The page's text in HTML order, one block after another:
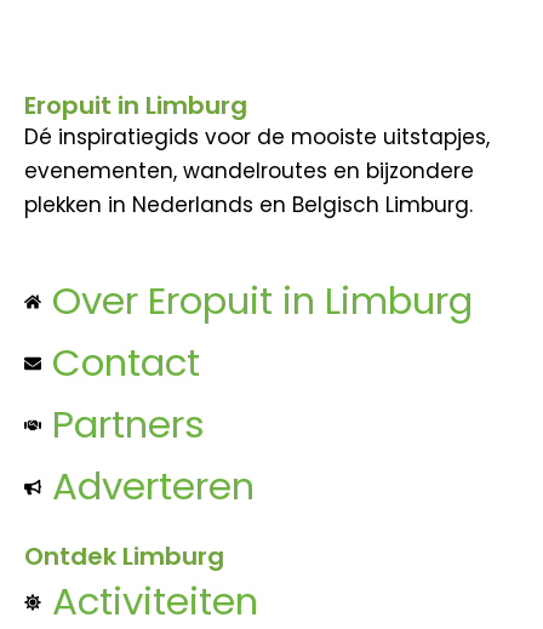
Eropuit in Limburg
Dé inspiratiegids voor de mooiste uitstapjes,
evenementen, wandelroutes en bijzondere
plekken in Nederlands en Belgisch Limburg.
Over Eropuit in Limburg
Contact
Partners
Adverteren
Ontdek Limburg
Activiteiten